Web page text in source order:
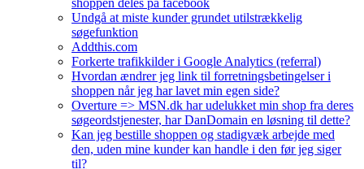
Undgå at miste kunder grundet utilstrækkelig
søgefunktion
Addthis.com
Forkerte trafikkilder i Google Analytics (referral)
Hvordan ændrer jeg link til forretningsbetingelser i
shoppen når jeg har lavet min egen side?
Overture => MSN.dk har udelukket min shop fra deres
søgeordstjenester, har DanDomain en løsning til dette?
Kan jeg bestille shoppen og stadigvæk arbejde med
den, uden mine kunder kan handle i den før jeg siger
til?